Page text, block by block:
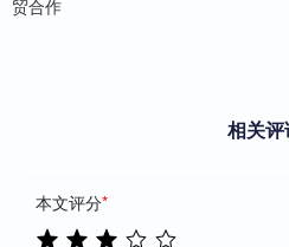
贸合作
相关评
本文评分*